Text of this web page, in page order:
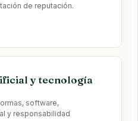
de reputación.
y tecnología
software,
y responsabilidad